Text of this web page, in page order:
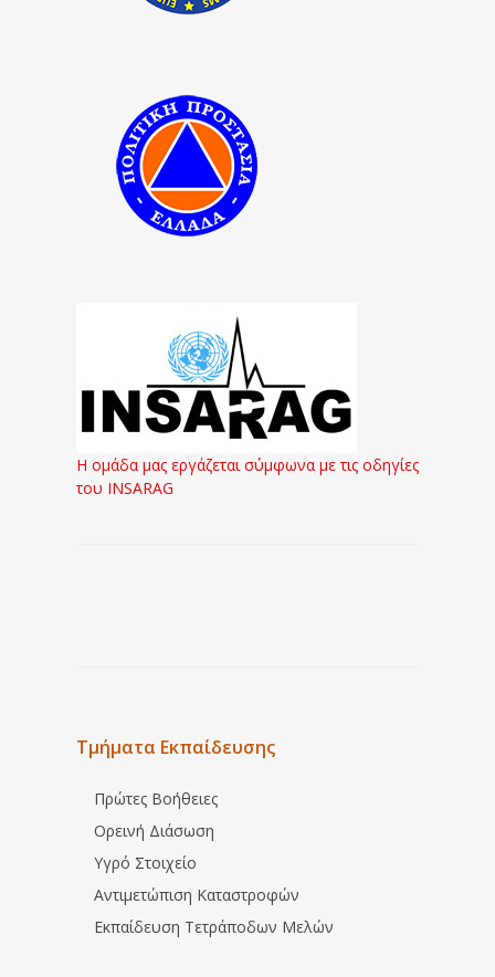
Η ομάδα μας εργάζεται σύμφωνα με τις οδηγίες
του INSARAG
Τμήματα Εκπαίδευσης
Πρώτες Βοήθειες
Ορεινή Διάσωση
Υγρό Στοιχείο
Αντιμετώπιση Καταστροφών
Εκπαίδευση Τετράποδων Μελών